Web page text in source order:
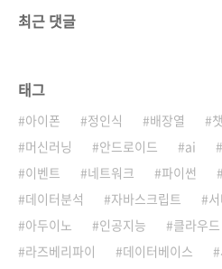
최근 댓글
태그
아이폰 정인식 배장열
머신러닝
안드로이드 ai
이벤트
네트워크 파이썬
데이터분석
자바스크립트
아두이노
인공지능 클라우드
라즈베리파이
데이터베이스